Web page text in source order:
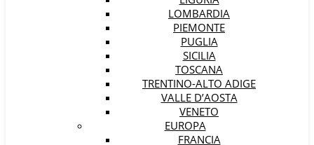
LOMBARDIA
PIEMONTE
PUGLIA
SICILIA
TOSCANA
TRENTINO-ALTO ADIGE
VALLE D’AOSTA
VENETO
EUROPA
FRANCIA